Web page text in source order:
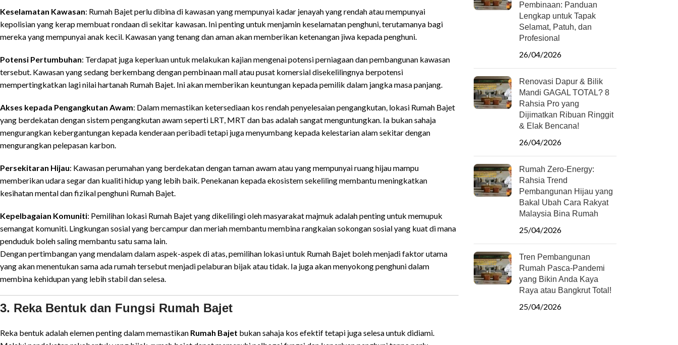
Keselamatan Kawasan: Rumah Bajet perlu dibina di kawasan yang mempunyai kadar jenayah yang rendah atau mempunyai
kepolisian yang kerap membuat rondaan di sekitar kawasan. Ini penting untuk menjamin keselamatan penghuni, terutamanya bagi
mereka yang mempunyai anak kecil. Kawasan yang tenang dan aman akan memberikan ketenangan jiwa kepada penghuni.
Potensi Pertumbuhan: Terdapat juga keperluan untuk melakukan kajian mengenai potensi perniagaan dan pembangunan kawasan
tersebut. Kawasan yang sedang berkembang dengan pembinaan mall atau pusat komersial disekelilingnya berpotensi
mempertingkatkan lagi nilai hartanah Rumah Bajet. Ini akan memberikan keuntungan kepada pemilik dalam jangka masa panjang.
Akses kepada Pengangkutan Awam: Dalam memastikan ketersediaan kos rendah penyelesaian pengangkutan, lokasi Rumah Bajet
yang berdekatan dengan sistem pengangkutan awam seperti LRT, MRT dan bas adalah sangat menguntungkan. Ia bukan sahaja
mengurangkan kebergantungan kepada kenderaan peribadi tetapi juga menyumbang kepada kelestarian alam sekitar dengan
mengurangkan pelepasan karbon.
Persekitaran Hijau: Kawasan perumahan yang berdekatan dengan taman awam atau yang mempunyai ruang hijau mampu
memberikan udara segar dan kualiti hidup yang lebih baik. Penekanan kepada ekosistem sekeliling membantu meningkatkan
kesihatan mental dan fizikal penghuni Rumah Bajet.
Kepelbagaian Komuniti: Pemilihan lokasi Rumah Bajet yang dikelilingi oleh masyarakat majmuk adalah penting untuk memupuk
semangat komuniti. Lingkungan sosial yang bercampur dan meriah membantu membina rangkaian sokongan sosial yang kuat di mana
penduduk boleh saling membantu satu sama lain.
Dengan pertimbangan yang mendalam dalam aspek-aspek di atas, pemilihan lokasi untuk Rumah Bajet boleh menjadi faktor utama
yang akan menentukan sama ada rumah tersebut menjadi pelaburan bijak atau tidak. Ia juga akan menyokong penghuni dalam
membina kehidupan yang lebih stabil dan selesa.
3. Reka Bentuk dan Fungsi Rumah Bajet
Reka bentuk adalah elemen penting dalam memastikan Rumah Bajet bukan sahaja kos efektif tetapi juga selesa untuk didiami.
Pembinaan: Panduan
Lengkap untuk Tapak
Selamat, Patuh, dan
Profesional
26/04/2026
Renovasi Dapur & Bilik
Mandi GAGAL TOTAL? 8
Rahsia Pro yang
Dijimatkan Ribuan Ringgit
& Elak Bencana!
26/04/2026
Rumah Zero-Energy:
Rahsia Trend
Pembangunan Hijau yang
Bakal Ubah Cara Rakyat
Malaysia Bina Rumah
25/04/2026
Tren Pembangunan
Rumah Pasca-Pandemi
yang Bikin Anda Kaya
Raya atau Bangkrut Total!
25/04/2026